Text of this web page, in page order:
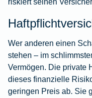
Wer anderen einen
stehen – im
Vermögen. Die private
dieses finanzielle
geringen Preis ab. Sie